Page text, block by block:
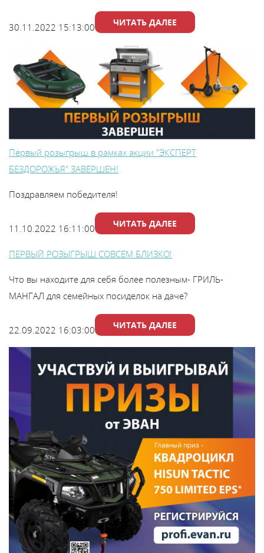
30.11.2022 15:13:00 ЧИТАТЬ ДАЛЕЕ
Первый розыгрыш в рамках акции "ЭКСПЕРТ
БЕЗДОРОЖЬЯ" ЗАВЕРШЕН!
Поздравляем победителя!
11.10.2022 16:11:00 ЧИТАТЬ ДАЛЕЕ
ПЕРВЫЙ РОЗЫГРЫШ СОВСЕМ БЛИЗКО!
Что вы находите для себя более полезным- ГРИЛЬ-
МАНГАЛ для семейных посиделок на даче?
22.09.2022 16:03:00 ЧИТАТЬ ДАЛЕЕ